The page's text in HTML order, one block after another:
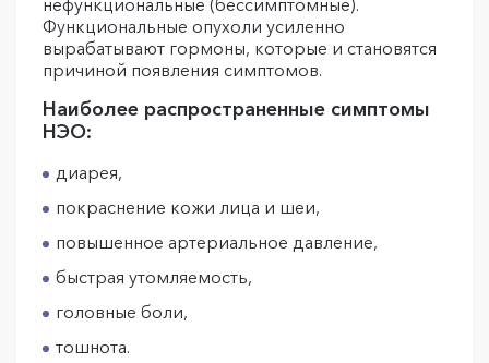
Функциональные опухоли усиленно
вырабатывают гормоны, которые и становятся
причиной появления симптомов.
Наиболее распространенные симптомы
НЭО:
диарея,
покраснение кожи лица и шеи,
повышенное артериальное давление,
быстрая утомляемость,
головные боли,
тошнота.